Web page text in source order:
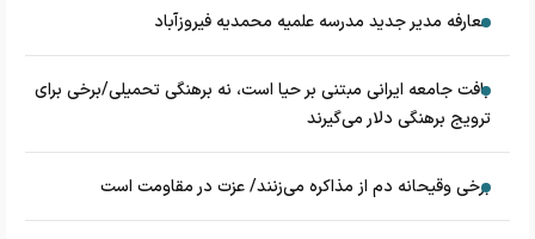
معارفه مدیر جدید مدرسه علمیه محمدیه فیروزآباد
بافت جامعه ایرانی مبتنی بر حیا است، نه برهنگی تحمیلی/برخی برای
ترویج برهنگی دلار می‌گیرند
برخی وقیحانه دم از مذاکره می‌زنند/ عزت در مقاومت است